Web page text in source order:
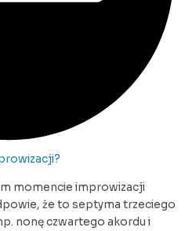
momencie improwizacji
że to septyma trzeciego
nonę czwartego akordu i